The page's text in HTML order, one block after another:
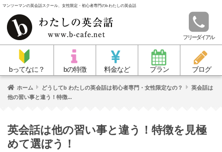
マンツーマンの英会話スクール、女性限定・初心者専門のb わたしの英会話
フリーダイアル
bってなに？ bの特徴 料金など プラン ブログ
ホーム どうしてb わたしの英会話は初心者専門・女性限定なの？
英会話は
他の習い事と違う！特徴...
英会話は他の習い事と違う！特徴を見極
めて選ぼう！